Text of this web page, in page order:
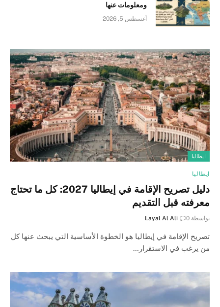
ومعلومات عنها
أغسطس 5, 2026
ايطاليا
ايطاليا
دليل تصريح الإقامة في إيطاليا 2027: كل ما تحتاج
معرفته قبل التقديم
بواسطة Layal Al Ali 0
تصريح الإقامة في إيطاليا هو الخطوة الأساسية التي يبحث عنها كل
من يرغب في الاستقرار…